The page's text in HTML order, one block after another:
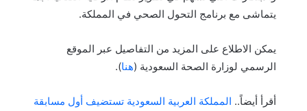
يتماشى مع برنامج التحول الصحي في المملكة.
يمكن الاطلاع على المزيد من التفاصيل عبر الموقع
الرسمي لوزارة الصحة السعودية (هنا).
أقرأ أيضاً.. المملكة العربية السعودية تستضيف أول مسابقة